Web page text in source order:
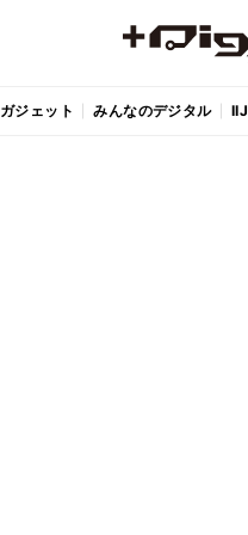
ガジェット みんなのデジタル IIJ